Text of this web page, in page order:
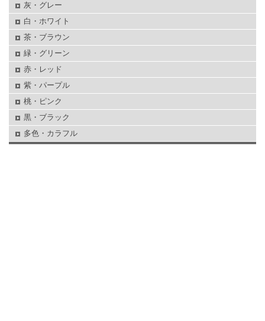
灰・グレー
白・ホワイト
茶・ブラウン
緑・グリーン
赤・レッド
紫・パープル
桃・ピンク
黒・ブラック
多色・カラフル